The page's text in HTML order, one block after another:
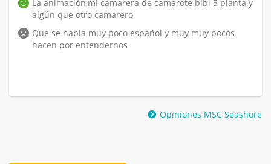
La animación,mi camarera de camarote bibi 5 planta y
algún que otro camarero
Que se habla muy poco español y muy muy pocos
hacen por entendernos
Opiniones MSC Seashore